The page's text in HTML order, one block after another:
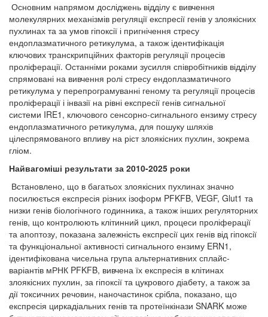
Основним напрямом досліджень відділу є вивчення
молекулярних механізмів регуляції експресії генів у злоякісних
пухлинах та за умов гіпоксії і пригнічення стресу
ендоплазматичного ретикулума, а також ідентифікація
ключових транскрипційних факторів регуляції процесів
проліферації. Останніми роками зусилля співробітників відділу
спрямовані на вивчення ролі стресу ендоплазматичного
ретикулума у перепрограмуванні геному та регуляції процесів
проліферації і інвазії на рівні експресії генів сигнальної
системи IRE1, ключового сенсорно-сигнального ензиму стресу
ендоплазматичного ретикулума, для пошуку шляхів
цілеспрямованого впливу на ріст злоякісних пухлин, зокрема
гліом.
Найвагоміші результати за 2010-2025 роки
Встановлено, що в багатьох злоякісних пухлинах значно
посилюється експресія різних ізоформ PFKFB, VEGF, Glut1 та
низки генів біологічного годинника, а також інших регуляторних
генів, що контролюють клітинний цикл, процеси проліферації
та апоптозу, показана залежність експресії цих генів від гіпоксії
та функціональної активності сигнального ензиму ERN1,
ідентифікована чисельна група альтернативних сплайс-
варіантів мРНК PFKFB, вивчена їх експресія в клітинах
злоякісних пухлин, за гіпоксії та цукрового діабету, а також за
дії токсичних речовин, наночастинок срібла, показано, що
експресія циркадіальних генів та протеїнкінази SNARK може